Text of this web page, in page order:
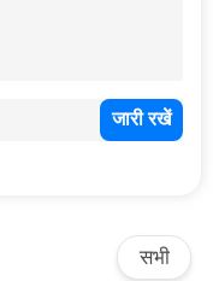
सभी